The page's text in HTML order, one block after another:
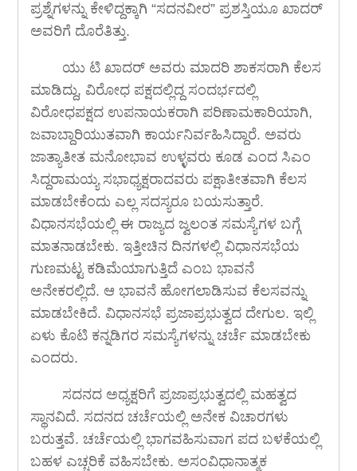
ಪ್ರಶ್ನೆಗಳನ್ನು ಕೇಳಿದ್ದಕ್ಕಾಗಿ “ಸದನವೀರ” ಪ್ರಶಸ್ತಿಯೂ ಖಾದರ್
ಅವರಿಗೆ ದೊರೆತಿತ್ತು.
ಯು ಟಿ ಖಾದರ್ ಅವರು ಮಾದರಿ ಶಾಕಸರಾಗಿ ಕೆಲಸ
ಮಾಡಿದ್ದು, ವಿರೋಧ ಪಕ್ಷದಲ್ಲಿದ್ದ ಸಂದರ್ಭದಲ್ಲಿ
ವಿರೋಧಪಕ್ಷದ ಉಪನಾಯಕರಾಗಿ ಪರಿಣಾಮಕಾರಿಯಾಗಿ,
ಜವಾಬ್ದಾರಿಯುತವಾಗಿ ಕಾರ್ಯನಿರ್ವಹಿಸಿದ್ದಾರೆ. ಅವರು
ಜಾತ್ಯಾತೀತ ಮನೋಭಾವ ಉಳ್ಳವರು ಕೂಡ ಎಂದ ಸಿಎಂ
ಸಿದ್ದರಾಮಯ್ಯ ಸಭಾಧ್ಯಕ್ಷರಾದವರು ಪಕ್ಷಾತೀತವಾಗಿ ಕೆಲಸ
ಮಾಡಬೇಕೆಂದು ಎಲ್ಲ ಸದಸ್ಯರೂ ಬಯಸುತ್ತಾರೆ.
ವಿಧಾನಸಭೆಯಲ್ಲಿ ಈ ರಾಜ್ಯದ ಜ್ವಲಂತ ಸಮಸ್ಯೆಗಳ ಬಗ್ಗೆ
ಮಾತನಾಡಬೇಕು. ಇತ್ತೀಚಿನ ದಿನಗಳಲ್ಲಿ ವಿಧಾನಸಭೆಯ
ಗುಣಮಟ್ಟ ಕಡಿಮೆಯಾಗುತ್ತಿದೆ ಎಂಬ ಭಾವನೆ
ಅನೇಕರಲ್ಲಿದೆ. ಆ ಭಾವನೆ ಹೋಗಲಾಡಿಸುವ ಕೆಲಸವನ್ನು
ಮಾಡಬೇಕಿದೆ. ವಿಧಾನಸಭೆ ಪ್ರಜಾಪ್ರಭುತ್ವದ ದೇಗುಲ. ಇಲ್ಲಿ
ಏಳು ಕೊಟಿ ಕನ್ನಡಿಗರ ಸಮಸ್ಯೆಗಳನ್ನು ಚರ್ಚೆ ಮಾಡಬೇಕು
ಎಂದರು.
ಸದನದ ಅಧ್ಯಕ್ಷರಿಗೆ ಪ್ರಜಾಪ್ರಭುತ್ವದಲ್ಲಿ ಮಹತ್ವದ
ಸ್ಥಾನವಿದೆ. ಸದನದ ಚರ್ಚೆಯಲ್ಲಿ ಅನೇಕ ವಿಚಾರಗಳು
ಬರುತ್ತವೆ. ಚರ್ಚೆಯಲ್ಲಿ ಭಾಗವಹಿಸುವಾಗ ಪದ ಬಳಕೆಯಲ್ಲಿ
ಬಹಳ ಎಚ್ಚರಿಕೆ ವಹಿಸಬೇಕು. ಅಸಂವಿಧಾನಾತ್ಮಕ